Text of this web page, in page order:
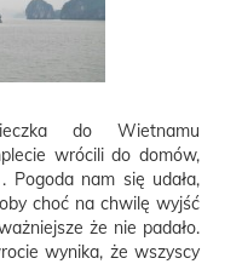
do Wietnamu
wrócili do domów,
Pogoda nam się udała,
choć na chwilę wyjść
że nie padało.
wynika, że wszyscy